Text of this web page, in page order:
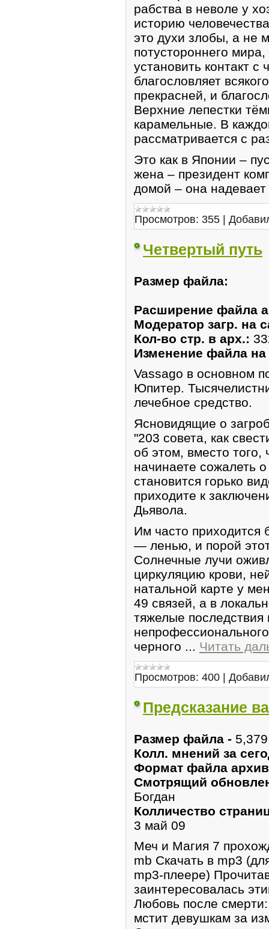
рабства в неволе у
историю
это духи злобы, а не
потустороннего
установить контакт с
благословляет
прекрасней, и
Верхние лепестки
карамельные. В
рассматривается с
Это как в Японии –
жена – президент
домой – она
Просмотров: 355 |
Четвертый путь
Размер файла:
Расширение файла
Модератор загр. на
Кол-во стр. в арх.:
Изменение файла
Vassago в основном
Юпитер.
лечебное средство.
Ясновидящие о
"203 совета, как
об этом, вместо того,
начинаете сожалеть
становится горько
приходите к
Дьявола.
Им часто приходится
— ленью, и порой
Солнечные лучи
циркуляцию крови,
натальной карте у
49 связей, а в
тяжелые последствия
черного ... Читать
Просмотров: 400 |
Предсказание
Размер файла -
Колл. мнений за
Формат файла
Смотрящий
Богдан
Колличество
3 май 09
Меч и Магия 7
mb Скачать в mp3
mp3-плеере)
заинтересовалась
Любовь после
мстит девушкам за